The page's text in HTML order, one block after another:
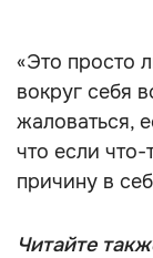
«Это просто
вокруг себя
жаловаться,
что если что-
причину в
Читайте